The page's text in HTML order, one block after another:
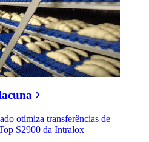
otimiza transferências de
S2900 da Intralox